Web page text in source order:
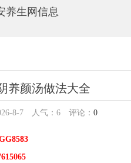
养生网信息
养颜汤做法大全
8-7 人气： 6评论： 0